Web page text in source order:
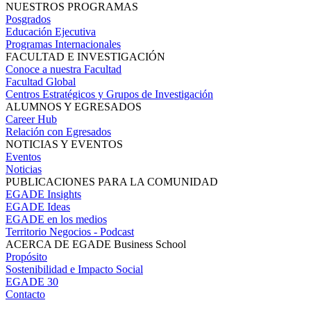
NUESTROS PROGRAMAS
Posgrados
Educación Ejecutiva
Programas Internacionales
FACULTAD E INVESTIGACIÓN
Conoce a nuestra Facultad
Facultad Global
Centros Estratégicos y Grupos de Investigación
ALUMNOS Y EGRESADOS
Career Hub
Relación con Egresados
NOTICIAS Y EVENTOS
Eventos
Noticias
PUBLICACIONES PARA LA COMUNIDAD
EGADE Insights
EGADE Ideas
EGADE en los medios
Territorio Negocios - Podcast
ACERCA DE EGADE Business School
Propósito
Sostenibilidad e Impacto Social
EGADE 30
Contacto